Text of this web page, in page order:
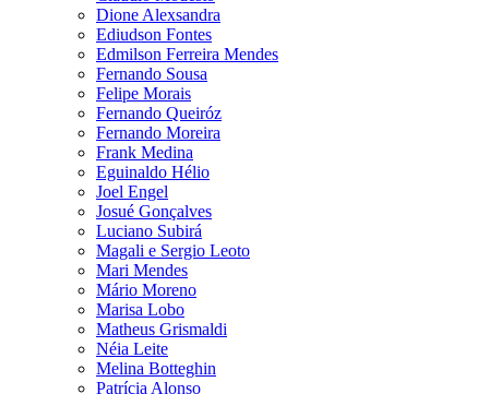
Dione Alexsandra
Ediudson Fontes
Edmilson Ferreira Mendes
Fernando Sousa
Felipe Morais
Fernando Queiróz
Fernando Moreira
Frank Medina
Eguinaldo Hélio
Joel Engel
Josué Gonçalves
Luciano Subirá
Magali e Sergio Leoto
Mari Mendes
Mário Moreno
Marisa Lobo
Matheus Grismaldi
Néia Leite
Melina Botteghin
Patrícia Alonso